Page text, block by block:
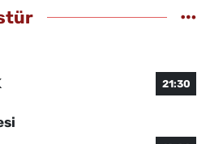
21:30